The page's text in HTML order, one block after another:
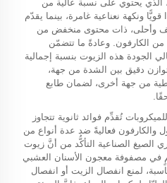
تبريدًا قويًّا ونكهة نعناعية غامرة، بينما يقدّم
وأحلى، ذات محتوى منخفض من
أعلى من الكارفون. وعادةً ما تتضمّن
الجودة هذه الزيوت بنسبة إجمالية
مع تحقيق توازن دقيق بين الشدة من جهة،
من جهة أخرى، لضمان طابع
تُقدِّم فوائد ثانوية تتجاوز
والكارفون فعاليةً ضد عدة أنواع من
الصيغ الصناعية التأكُّد من أنَّ زيوت
في مصفوفة معجون الأسنان العشبي
لمنع انفصال الزيت أو انفصال